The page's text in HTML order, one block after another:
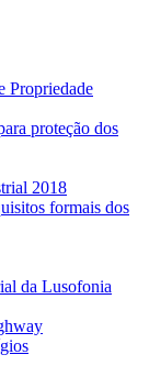
Propriedade
proteção dos
2018
formais dos
da Lusofonia